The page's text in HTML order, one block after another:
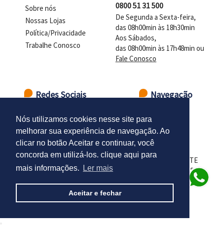
Nós utilizamos cookies nesse site para
melhorar sua experiência de navegação. Ao
clicar no botão Aceitar e continuar, você
concorda em utilizá-los. clique aqui para
mais informações.
Ler mais
Aceitar e fechar
Sobre nós
Nossas Lojas
Política/Privacidade
Trabalhe Conosco
0800 51 31 500
De Segunda a Sexta-feira,
das 08h00min às 18h30min
Aos Sábados,
das 08h00min às 17h48min ou
Fale Conosco
Redes Sociais Navegação
LOJAS DELTASUL - CNPJ 98.102.924/0001-01 - PRESIDENTE
CASTELO BRANCO - DISTR. INDUSTRIAL - SANTA CRUZ DO